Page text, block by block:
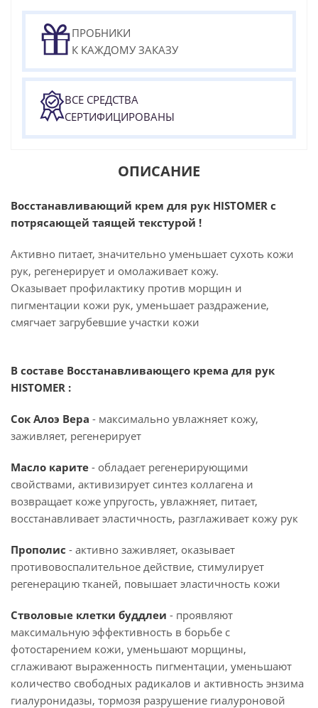
ПРОБНИКИ
К КАЖДОМУ ЗАКАЗУ
ВСЕ СРЕДСТВА
СЕРТИФИЦИРОВАНЫ
ОПИСАНИЕ
Восстанавливающий крем для рук HISTOMER с
потрясающей таящей текстурой !
Активно питает, значительно уменьшает сухоть кожи
рук, регенерирует и омолаживает кожу.
Оказывает профилактику против морщин и
пигментации кожи рук, уменьшает раздражение,
смягчает загрубевшие участки кожи
В составе Восстанавливающего крема для рук
HISTOMER :
Cок Алоэ Вера - максимально увлажняет кожу,
заживляет, регенерирует
Масло карите - обладает регенерирующими
свойствами, активизирует синтез коллагена и
возвращает коже упругость, увлажняет, питает,
восстанавливает эластичность, разглаживает кожу рук
Прополис - активно заживляет, оказывает
противовоспалительное действие, стимулирует
регенерацию тканей, повышает эластичность кожи
Стволовые клетки буддлеи - проявляют
максимальную эффективность в борьбе с
фотостарением кожи, уменьшают морщины,
сглаживают выраженность пигментации, уменьшают
количество свободных радикалов и активность энзима
гиалуронидазы, тормозя разрушение гиалуроновой